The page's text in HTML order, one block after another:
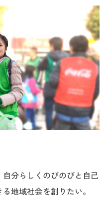
分らしくのびのびと自己
地域社会を創りたい。